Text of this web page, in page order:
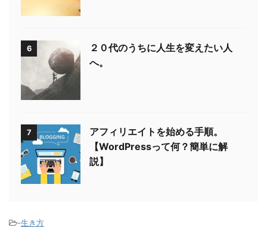
6
２０代のうちに人生を変えたい人
へ。
7
アフィリエイトを始める手順。
【WordPressって何？簡単に解
説】
-生き方